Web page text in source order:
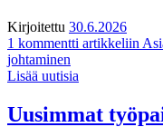
Kirjoitettu 30.6.2026
1 kommentti artikkeliin
johtaminen
Lisää uutisia
Uusimmat